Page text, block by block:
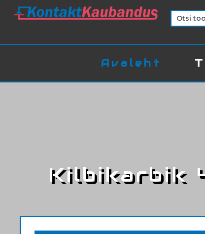
Avaleht
Kilbikarbik